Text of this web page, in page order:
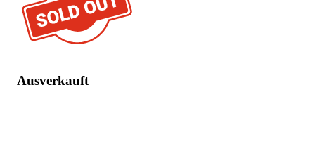
Ausverkauft